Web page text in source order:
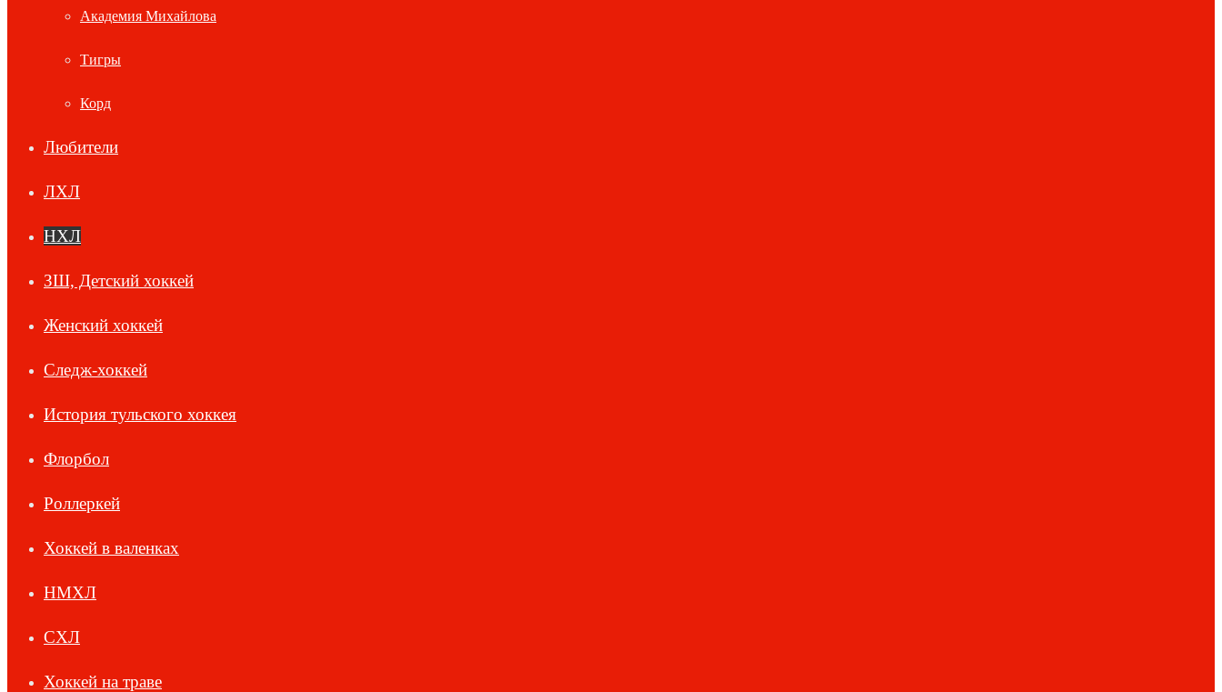
Академия Михайлова
Тигры
Корд
Любители
ЛХЛ
НХЛ
ЗШ, Детский хоккей
Женский хоккей
Следж-хоккей
История тульского хоккея
Флорбол
Роллеркей
Хоккей в валенках
НМХЛ
СХЛ
Хоккей на траве